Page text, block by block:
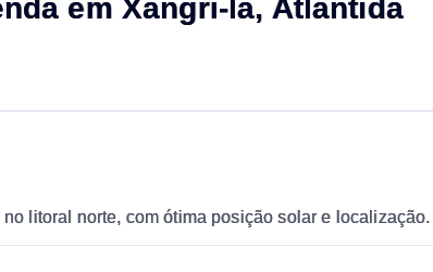
em Xangri-lá, Atlântida
litoral norte, com ótima posição solar e localização.